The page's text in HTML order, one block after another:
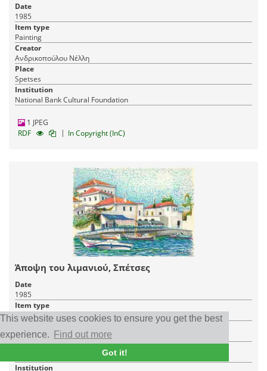
This website uses cookies to ensure you get the best
experience.
Find out more
Got it!
Date
1985
Item type
Painting
Creator
Ανδρικοπούλου Νέλλη
Place
Spetses
Institution
National Bank Cultural Foundation
1 JPEG
RDF
| In Copyright (InC)
Άποψη του λιμανιού, Σπέτσες
Date
1985
Item type
Painting
Ανδρικοπούλου Νέλλη
Place
Institution